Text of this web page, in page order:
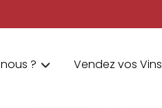
? Vendez vos Vins